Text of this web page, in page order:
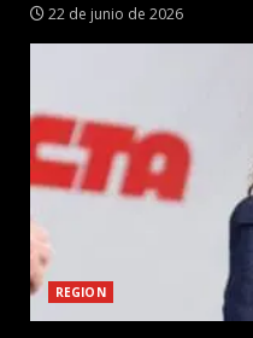
22 de junio de 2026
REGION